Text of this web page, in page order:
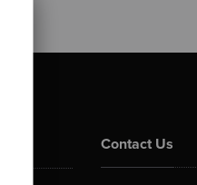
Contact Us